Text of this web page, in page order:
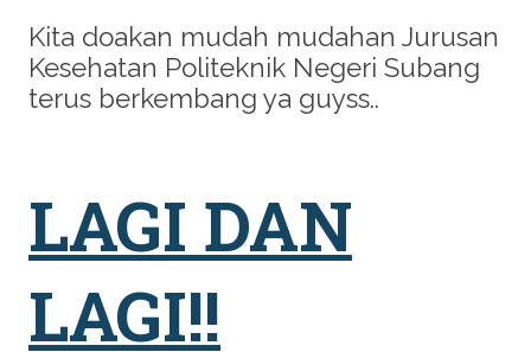
Kita doakan mudah mudahan Jurusan
Kesehatan Politeknik Negeri Subang
terus berkembang ya guyss..
LAGI DAN
LAGI!!